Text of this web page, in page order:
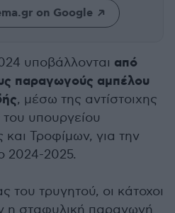
on Google
υποβάλλονται από
παραγωγούς αμπέλου
, μέσω της αντίστοιχης
υπουργείου
Τροφίμων, για την
2024-2025.
τρυγητού, οι κάτοχοι
η σταφυλική παραγωγή